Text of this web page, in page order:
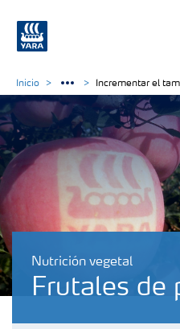
Nutrición vegetal
Frutales de
Inicio Incrementar el